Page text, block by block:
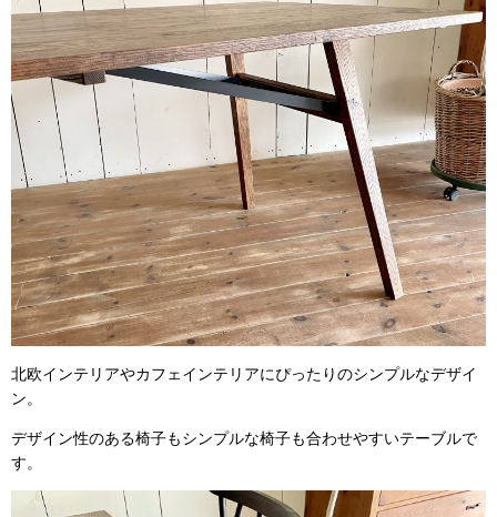
北欧インテリアやカフェインテリアにぴったりのシンプルなデザイ
ン。
デザイン性のある椅子もシンプルな椅子も合わせやすいテーブルで
す。